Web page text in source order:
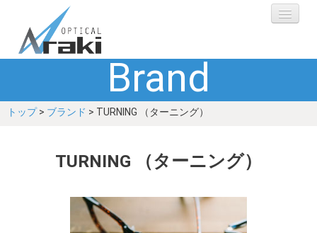
ブランド
Brand
トップ> ブランド > TURNING （ターニング）
TURNING （ターニング）